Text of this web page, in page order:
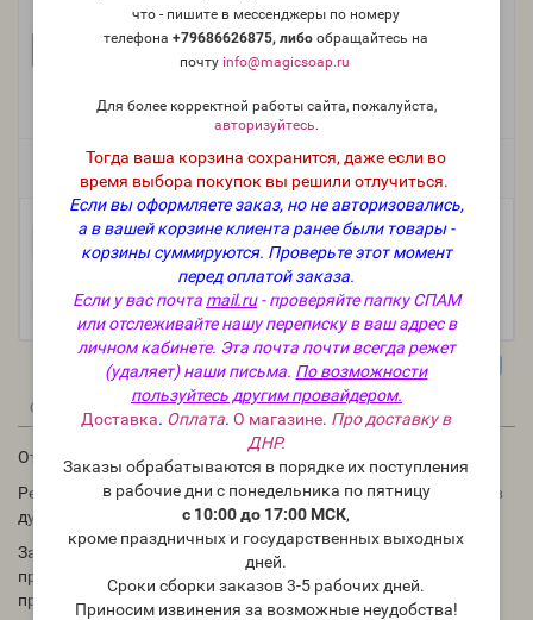
что - пишите в мессенджеры по номеру
телефона+79686626875, либообращайтесь на
почту info@magicsoap.ru
Для более корректной работы сайта, пожалуйста,
авторизуйтесь.
Тогда ваша корзина сохранится, даже если во
время выбора покупок вы решили отлучиться.
Если вы оформляете заказ, но не авторизовались,
а в вашей корзине клиента ранее были товары -
корзины суммируются. Проверьте этот момент
перед оплатой заказа.
Если у вас почта mail.ru- проверяйте папку СПАМ
или отслеживайте нашу переписку в ваш адрес в
личном кабинете. Эта почта почти всегда режет
(удаляет) наши письма. По возможности
пользуйтесь другим провайдером.
Доставка. Оплата.О магазине. Про доставку в
ДНР.
Заказы обрабатываются в порядке их поступления
в рабочие дни с понедельника по пятницу
с 10:00 до 17:00 МСК,
кроме праздничных и государственных выходных
дней.
Сроки сборки заказов 3-5 рабочих дней.
Приносим извинения за возможные неудобства!
1 241 руб. 682 руб. 25 г
165 руб. 116 руб.
Есть в наличии
В корзину
Описание Отзывы0 Вопрос - Ответ0
Отдушка для мыла, духов и косметических средств.
Рекомендации по использованию: в мыле и косметике 1-3%; в
духах до 30%
Запах аромата в бутылке может отличаться от запаха в
приготовленном Вами продукте. Для проверки необходимо
проводить тесты.